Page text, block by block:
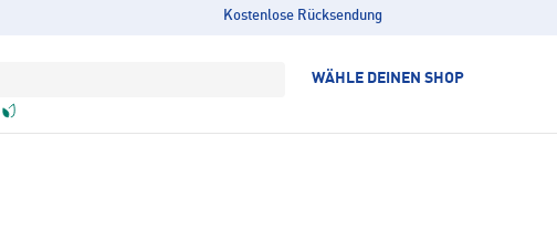
Kostenlose Rücksendung
WÄHLE DEINEN SHOP